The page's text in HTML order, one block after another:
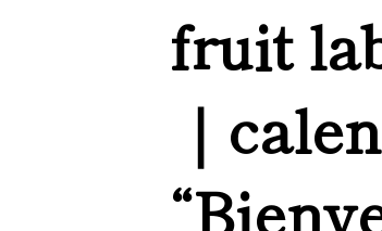
fruit
｜